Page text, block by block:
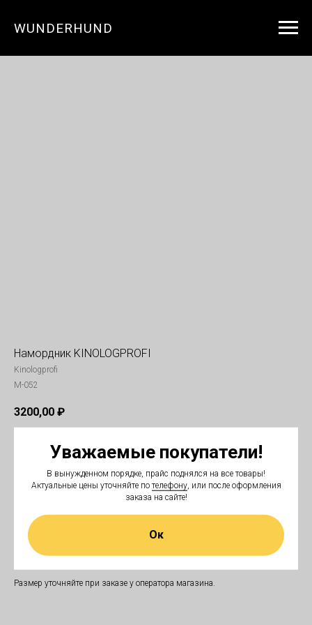
WUNDERHUND
Уважаемые покупатели!
В вынужденном порядке, прайс поднялся на все товары!
Актуальные цены уточняйте по телефону, или после оформления
заказа на сайте!
Ок
Намордник KINOLOGPROFI
Kinologprofi
M-052
3200,00 ₽
В корзину
Размер:
малинуа (длина 13,5 см, внутренний обхват прблизительно 28,5 см)
немецкая овчарка (длина 14 см, внутренний обхват приблизительно 31
Размер уточняйте при заказе у оператора магазина.